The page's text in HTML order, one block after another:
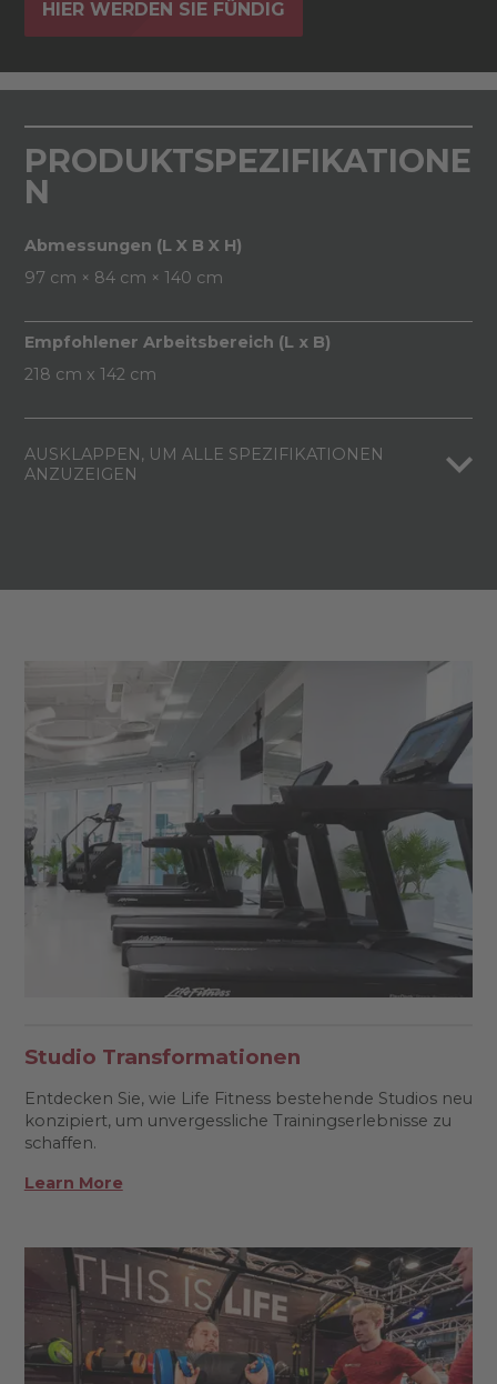
HIER WERDEN SIE FÜNDIG
PRODUKTSPEZIFIKATIONE
N
Abmessungen (L X B X H)
97 cm × 84 cm × 140 cm
Empfohlener Arbeitsbereich (L x B)
218 cm x 142 cm
AUSKLAPPEN, UM ALLE SPEZIFIKATIONEN
ANZUZEIGEN
Studio Transformationen
Entdecken Sie, wie Life Fitness bestehende Studios neu
konzipiert, um unvergessliche Trainingserlebnisse zu
schaffen.
Learn More